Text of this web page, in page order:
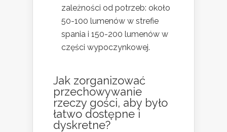
zależności od potrzeb: około
50-100 lumenów w strefie
spania i 150-200 lumenów w
części wypoczynkowej.
Jak zorganizować
przechowywanie
rzeczy gości, aby było
łatwo dostępne i
dyskretne?